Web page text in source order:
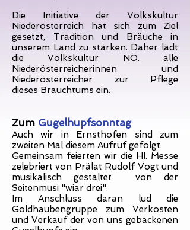
Die Initiative der Volkskultur
Niederösterreich hat sich zum Ziel
gesetzt, Tradition und Bräuche in
unserem Land zu stärken. Daher lädt
die Volkskultur NÖ. alle
Niederösterreicherinnen und
Niederösterreicher zur Pflege
dieses Brauchtums ein.
Zum Gugelhupfsonntag
Auch wir in Ernsthofen sind zum
zweiten Mal diesem Aufruf gefolgt.
Gemeinsam feierten wir die Hl. Messe
zelebriert von Prälat Rudolf Vogt und
musikalisch gestaltet von der
Seitenmusi "wiar drei".
Im Anschluss daran lud die
Goldhaubengruppe zum Verkosten
und Verkauf der von uns gebackenen